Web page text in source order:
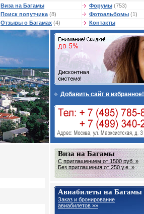
Виза на Багамы Форумы (753)
Поиск попутчика (8) Фотоальбомы (1)
Отзывы о Багамах (4) Контакты
Добавить сайт в избранное!
Виза на Багамы
С приглашением от 1500 руб. »
Без приглашения от 250 у.е. »
Авиабилеты на Багамы
Заказ и бронирование
авиабилетов »»